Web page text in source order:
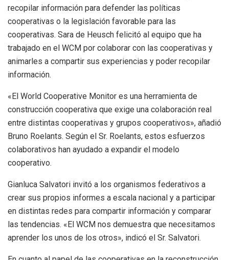
recopilar información para defender las políticas
cooperativas o la legislación favorable para las
cooperativas. Sara de Heusch felicitó al equipo que ha
trabajado en el WCM por colaborar con las cooperativas y
animarles a compartir sus experiencias y poder recopilar
información.
«El World Cooperative Monitor es una herramienta de
construcción cooperativa que exige una colaboración real
entre distintas cooperativas y grupos cooperativos», añadió
Bruno Roelants. Según el Sr. Roelants, estos esfuerzos
colaborativos han ayudado a expandir el modelo
cooperativo.
Gianluca Salvatori invitó a los organismos federativos a
crear sus propios informes a escala nacional y a participar
en distintas redes para compartir información y comparar
las tendencias. «El WCM nos demuestra que necesitamos
aprender los unos de los otros», indicó el Sr. Salvatori.